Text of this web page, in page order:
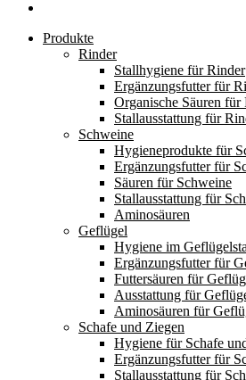
Produkte
Rinder
Stallhygiene für Rinder
Ergänzungsfutter für
Organische Säuren für
Stallausstattung für
Schweine
Hygieneprodukte für
Ergänzungsfutter für
Säuren für Schweine
Stallausstattung für
Aminosäuren
Geflügel
Hygiene im
Ergänzungsfutter für
Futtersäuren für
Ausstattung für
Aminosäuren für
Schafe und Ziegen
Hygiene für Schafe
Ergänzungsfutter für
Stallausstattung für